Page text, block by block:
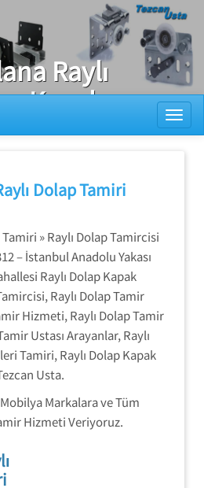
Raylı
Kapak
Dolap Tamiri
» Raylı Dolap Tamircisi
– İstanbul Anadolu Yakası
Raylı Dolap Kapak
Raylı Dolap Tamir
Hizmeti, Raylı Dolap Tamir
Ustası Arayanlar, Raylı
Tamiri, Raylı Dolap Kapak
Usta.
Markalara ve Tüm
Hizmeti Veriyoruz.